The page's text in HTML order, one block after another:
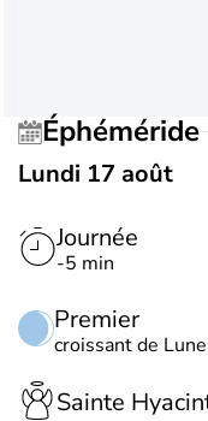
Éphéméride
Lundi 17 août
Journée
-5 min
Premier
croissant de Lune
Sainte